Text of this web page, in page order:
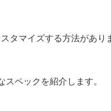
タマイズする方法があり
ペックを紹介します。